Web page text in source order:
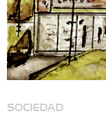
SOCIEDAD